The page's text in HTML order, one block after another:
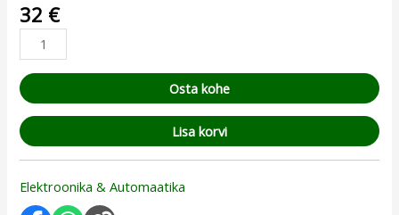
32 €
Osta kohe
Lisa korvi
Elektroonika & Automaatika